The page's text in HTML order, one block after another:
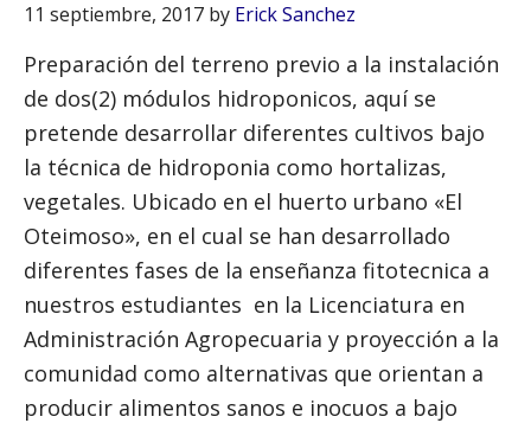
11 septiembre, 2017 by Erick Sanchez
Preparación del terreno previo a la instalación
de dos(2) módulos hidroponicos, aquí se
pretende desarrollar diferentes cultivos bajo
la técnica de hidroponia como hortalizas,
vegetales. Ubicado en el huerto urbano «El
Oteimoso», en el cual se han desarrollado
diferentes fases de la enseñanza fitotecnica a
nuestros estudiantes en la Licenciatura en
Administración Agropecuaria y proyección a la
comunidad como alternativas que orientan a
producir alimentos sanos e inocuos a bajo